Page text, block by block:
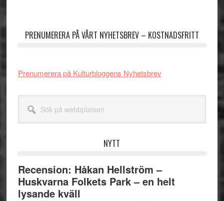
PRENUMERERA PÅ VÅRT NYHETSBREV – KOSTNADSFRITT
Prenumerera på Kulturbloggens Nyhetsbrev
webbplatsen
NYTT
Recension: Håkan Hellström –
Huskvarna Folkets Park – en helt
lysande kväll